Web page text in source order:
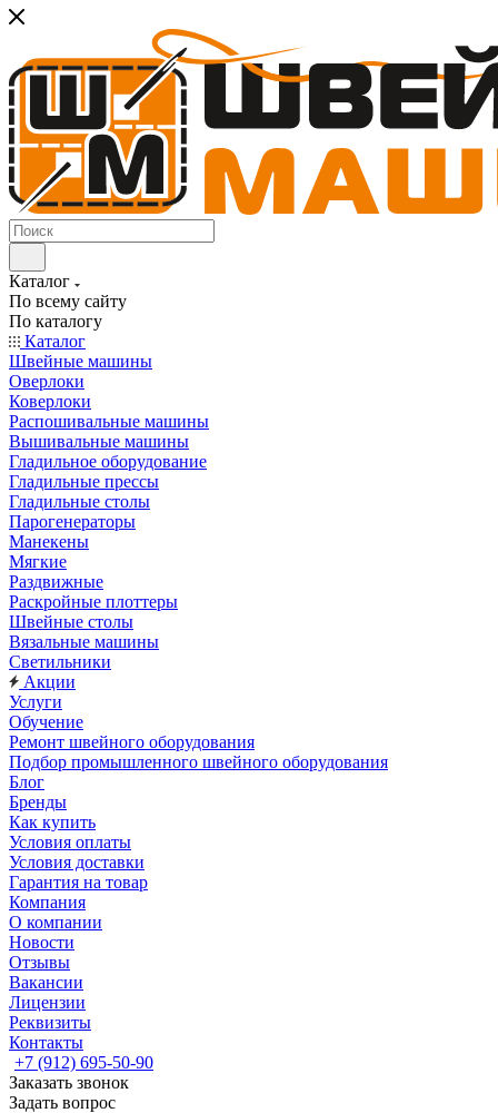
Каталог
По всему сайту
По каталогу
Каталог
Швейные машины
Оверлоки
Коверлоки
Распошивальные машины
Вышивальные машины
Гладильное оборудование
Гладильные прессы
Гладильные столы
Парогенераторы
Манекены
Мягкие
Раздвижные
Раскройные плоттеры
Швейные столы
Вязальные машины
Светильники
Акции
Услуги
Обучение
Ремонт швейного оборудования
Подбор промышленного швейного оборудования
Блог
Бренды
Как купить
Условия оплаты
Условия доставки
Гарантия на товар
Компания
О компании
Новости
Отзывы
Вакансии
Лицензии
Реквизиты
Контакты
+7 (912) 695-50-90
Заказать звонок
Задать вопрос